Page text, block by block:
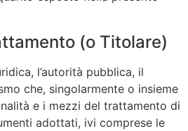
(o Titolare)
l’autorità pubblica, il
che, singolarmente o insieme
e i mezzi del trattamento di
adottati, ivi comprese le